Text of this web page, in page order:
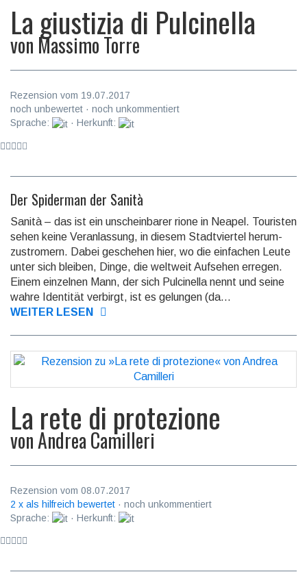
La giustizia di Pulcinella
von Massimo Torre
Rezension vom 19.07.2017
noch unbewertet · noch unkommentiert
Sprache:
· Herkunft:
Der Spiderman der Sanità
Sanità – das ist ein unscheinbarer rione in Neapel. Touristen
sehen keine Veran­lassung, in diesem Stadt­viertel herum­
zustro­mern. Dabei geschehen hier, wo die ein­fachen Leute
unter sich bleiben, Dinge, die weltweit Aufsehen erregen.
Einem einzelnen Mann, der sich Pulci­nella nennt und seine
wahre Identität verbirgt, ist es gelungen (da...
WEITER LESEN
La rete di protezione
vonAndrea Camilleri
Rezension vom 08.07.2017
2 x als hilfreich bewertet · noch unkommentiert
Sprache:
· Herkunft: